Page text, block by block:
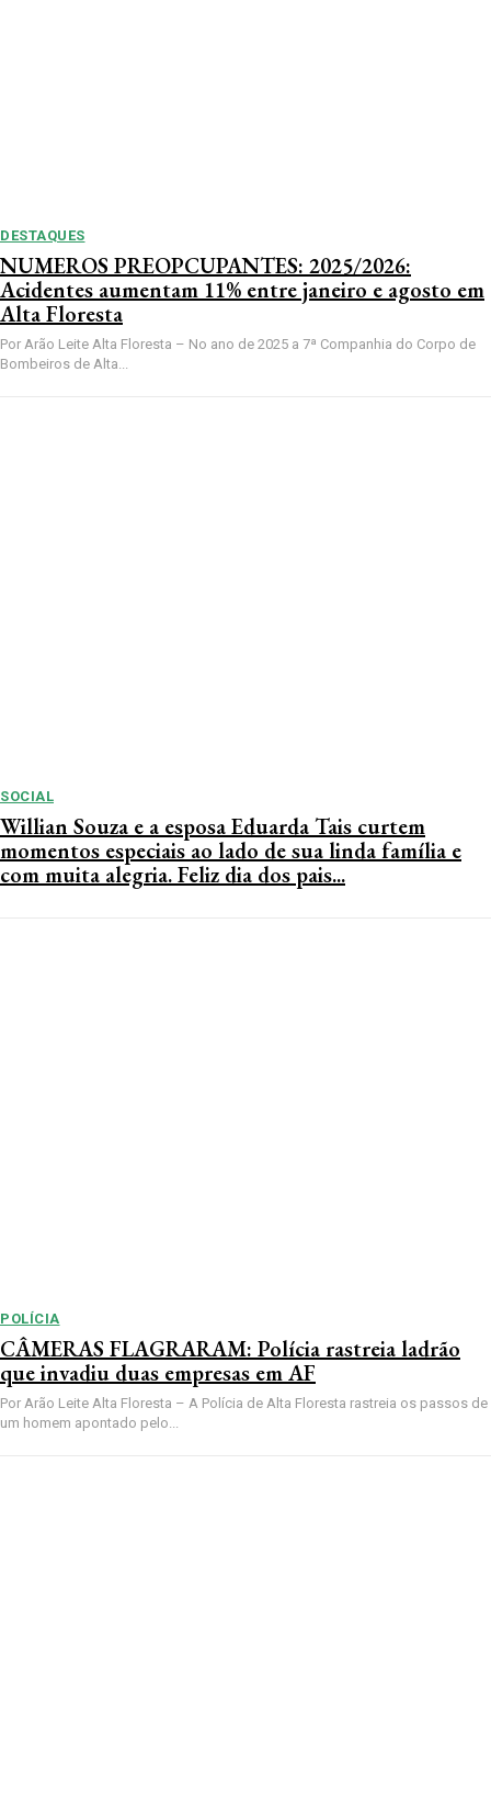
DESTAQUES
NUMEROS PREOPCUPANTES: 2025/2026:
Acidentes aumentam 11% entre janeiro e agosto em
Alta Floresta
Por Arão Leite Alta Floresta – No ano de 2025 a 7ª Companhia do Corpo de
Bombeiros de Alta...
SOCIAL
Willian Souza e a esposa Eduarda Tais curtem
momentos especiais ao lado de sua linda família e
com muita alegria. Feliz dia dos pais...
POLÍCIA
CÂMERAS FLAGRARAM: Polícia rastreia ladrão
que invadiu duas empresas em AF
Por Arão Leite Alta Floresta – A Polícia de Alta Floresta rastreia os passos de
um homem apontado pelo...